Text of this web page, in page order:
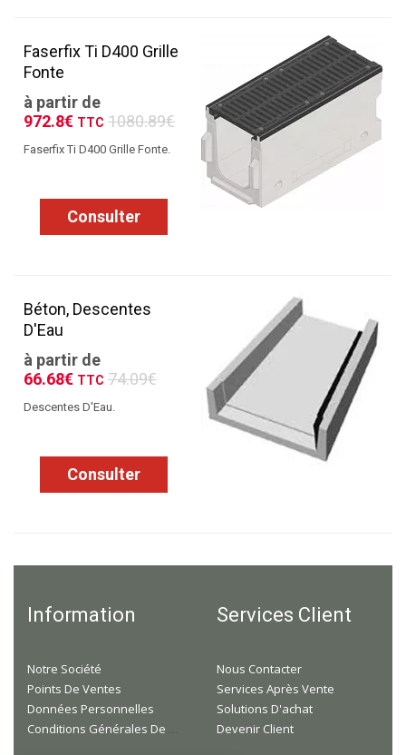
Faserfix Ti D400 Grille
Fonte
à partir de
972.8€ TTC 1080.89€
Faserfix Ti D400 Grille Fonte.
Consulter
Béton, Descentes
D'Eau
à partir de
66.68€ TTC 74.09€
Descentes D'Eau.
Consulter
Information
Notre Société
Points De Ventes
Données Personnelles
Services Client
Nous Contacter
Services Après Vente
Solutions D'achat
Devenir Client